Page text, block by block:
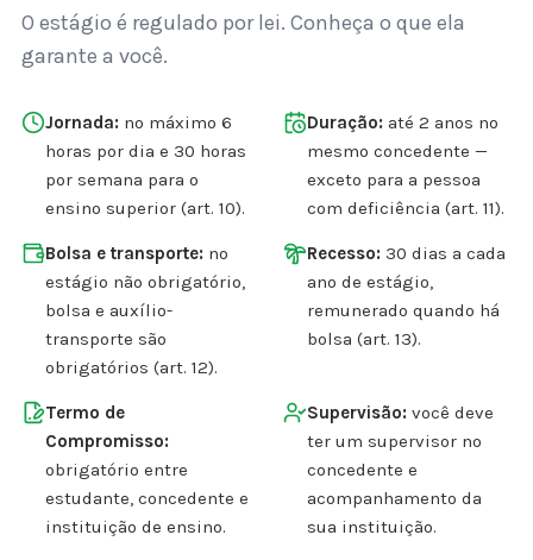
O estágio é regulado por lei. Conheça o que ela
garante a você.
Jornada: no máximo 6
horas por dia e 30 horas
por semana para o
ensino superior (art. 10).
Duração: até 2 anos no
mesmo concedente —
exceto para a pessoa
com deficiência (art. 11).
Bolsa e transporte: no
estágio não obrigatório,
bolsa e auxílio-
transporte são
obrigatórios (art. 12).
Recesso: 30 dias a cada
ano de estágio,
remunerado quando há
bolsa (art. 13).
Termo de
Compromisso:
obrigatório entre
estudante, concedente e
instituição de ensino.
Supervisão: você deve
ter um supervisor no
concedente e
acompanhamento da
sua instituição.